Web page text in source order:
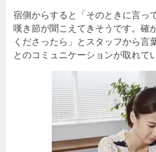
宿側からすると「そのときに言っ
嘆き節が聞こえてきそうです。確
くださったら」とスタッフから言
とのコミュニケーションが取れて